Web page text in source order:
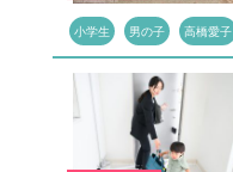
小学生 男の子 高橋愛子